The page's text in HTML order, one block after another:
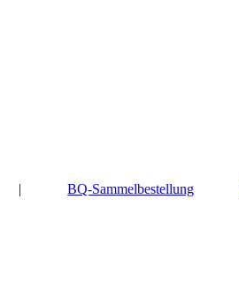
| BQ-Sammelbestellung